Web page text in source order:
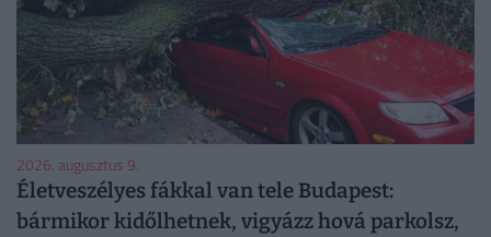
2026. augusztus 9.
Életveszélyes fákkal van tele Budapest:
bármikor kidőlhetnek, vigyázz hová parkolsz,